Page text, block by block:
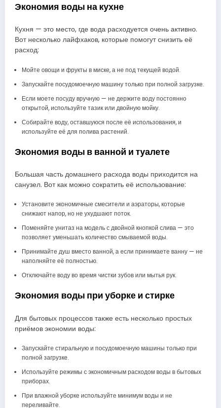
Экономия воды на кухне
Кухня — это место, где вода расходуется очень активно.
Вот несколько лайфхаков, которые помогут снизить её
расход:
Мойте овощи и фрукты в миске, а не под текущей водой.
Запускайте посудомоечную машину только при полной загрузке.
Если моете посуду вручную — не держите воду постоянно
открытой, используйте тазик или двойную мойку.
Собирайте воду, оставшуюся после её использования, и
используйте её для полива растений.
Экономия воды в ванной и туалете
Большая часть домашнего расхода воды приходится на
санузел. Вот как можно сократить её использование:
Установите экономичные смесители и аэраторы, которые
снижают напор, но не ухудшают поток.
Поменяйте унитаз на модель с двойной кнопкой слива — это
позволяет уменьшать количество смываемой воды.
Принимайте душ вместо ванной, а если принимаете ванну — не
наполняйте её полностью.
Отключайте воду во время чистки зубов или мытья рук.
Экономия воды при уборке и стирке
Для бытовых процессов также есть несколько простых
приёмов экономии воды:
Запускайте стиральную и посудомоечную машины только при
полной загрузке.
Используйте режимы с экономичным расходом воды в бытовых
приборах.
При влажной уборке используйте минимум воды и не
переливайте.